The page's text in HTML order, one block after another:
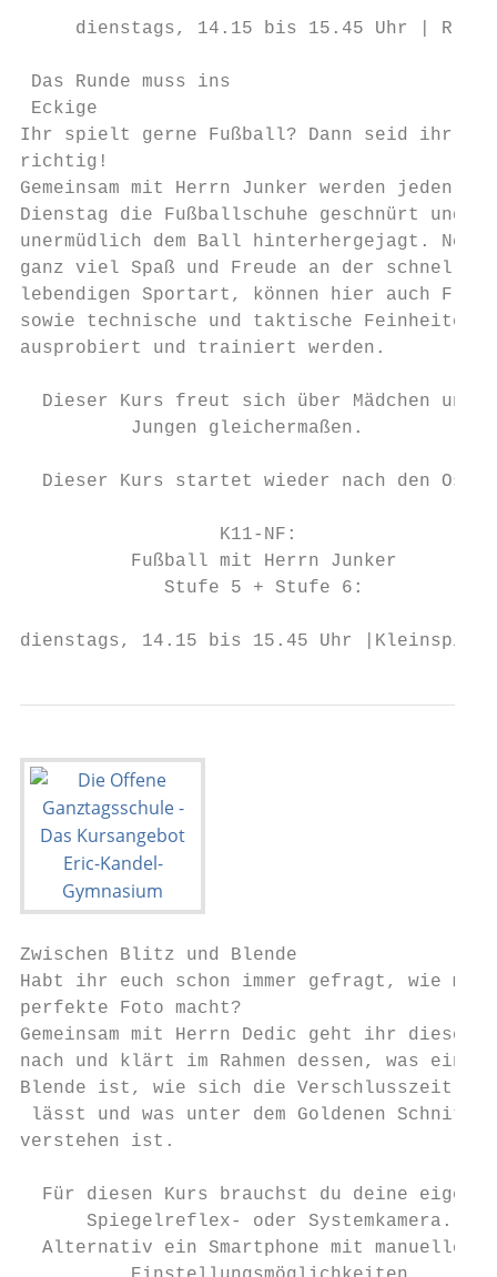
     dienstags, 14.15 bis 15.45 Uhr | R.LAG
Das Runde muss ins
Eckige
Ihr spielt gerne Fußball? Dann seid ihr
richtig!
Gemeinsam mit Herrn Junker werden jeden
Dienstag die Fußballschuhe geschnürt und
unermüdlich dem Ball hinterhergejagt. Neben
ganz viel Spaß und Freude an der schnellen
lebendigen Sportart, können hier auch
sowie technische und taktische Feinheiten
ausprobiert und trainiert werden.
  Dieser Kurs freut sich über Mädchen und
          Jungen gleichermaßen.
Dieser Kurs startet wieder nach den
                  K11-NF:
          Fußball mit Herrn Junker
             Stufe 5 + Stufe 6:
dienstags, 14.15 bis 15.45 Uhr
Zwischen Blitz und Blende
Habt ihr euch schon immer gefragt, wie man
perfekte Foto macht?
Gemeinsam mit Herrn Dedic geht ihr dieser
nach und klärt im Rahmen dessen, was eine
Blende ist, wie sich die Verschlusszeit
lässt und was unter dem Goldenen Schnitt
verstehen ist.
  Für diesen Kurs brauchst du deine eigenen
      Spiegelreflex- oder Systemkamera.
  Alternativ ein Smartphone mit manuellen